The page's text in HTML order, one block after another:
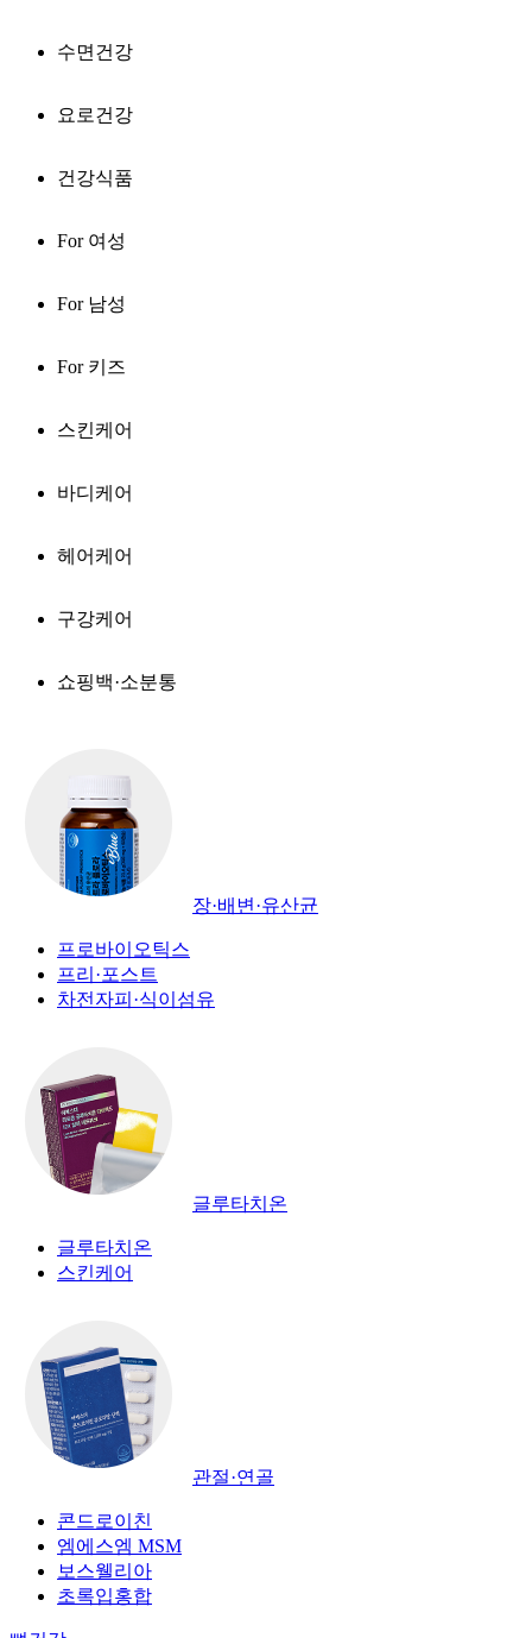
수면건강
요로건강
건강식품
For 여성
For 남성
For 키즈
스킨케어
바디케어
헤어케어
구강케어
쇼핑백·소분통
장·배변·유산균
프로바이오틱스
프리·포스트
차전자피·식이섬유
글루타치온
글루타치온
스킨케어
관절·연골
콘드로이친
엠에스엠 MSM
보스웰리아
초록입홍합